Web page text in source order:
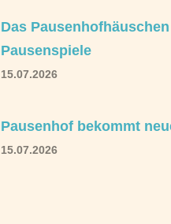
Das
Pausenspiele
15.07.2026
Pausenhof bekommt
15.07.2026